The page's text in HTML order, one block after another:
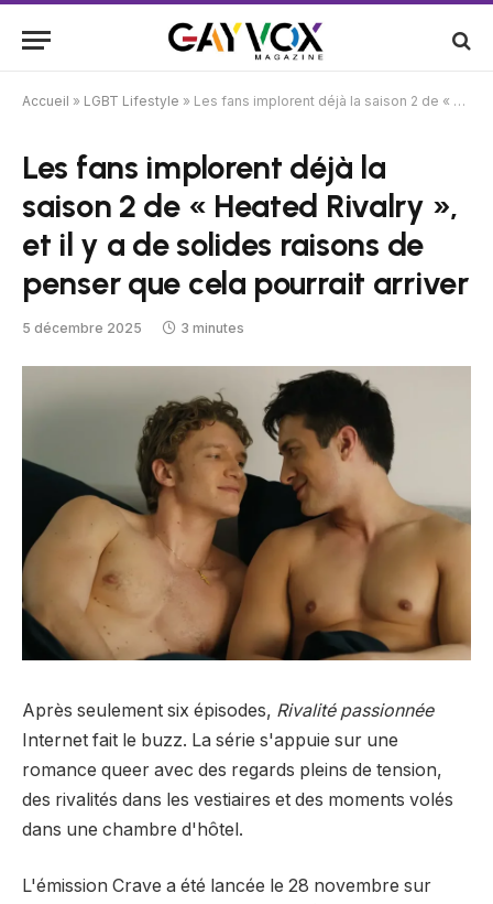
Accueil » LGBT Lifestyle » Les fans implorent déjà la saison 2 de « Heated Rivalry », et il y a de solides raisons de penser que cela pourrait arriver
Les fans implorent déjà la
saison 2 de « Heated Rivalry »,
et il y a de solides raisons de
penser que cela pourrait arriver
5 décembre 2025 3 minutes
Après seulement six épisodes, Rivalité passionnée
Internet fait le buzz. La série s'appuie sur une
romance queer avec des regards pleins de tension,
des rivalités dans les vestiaires et des moments volés
dans une chambre d'hôtel.
L'émission Crave a été lancée le 28 novembre sur